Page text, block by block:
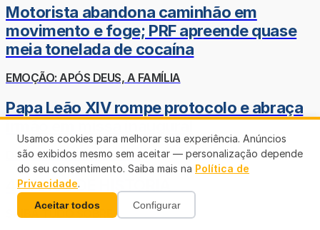
Motorista abandona caminhão em
movimento e foge; PRF apreende quase
meia tonelada de cocaína
EMOÇÃO: APÓS DEUS, A FAMÍLIA
Papa Leão XIV rompe protocolo e abraça
DEMOCRACIA NO BRASIL
40 ANOS DE HISTÓRIA
SAIBA TUDO SOBRE
Usamos cookies para melhorar sua experiência. Anúncios
são exibidos mesmo sem aceitar — personalização depende
do seu consentimento. Saiba mais na Política de
Privacidade.
Aceitar todos Configurar